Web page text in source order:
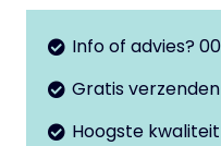
Primavera
Sprint
aantal
Info of advies?
Gratis
Hoogste